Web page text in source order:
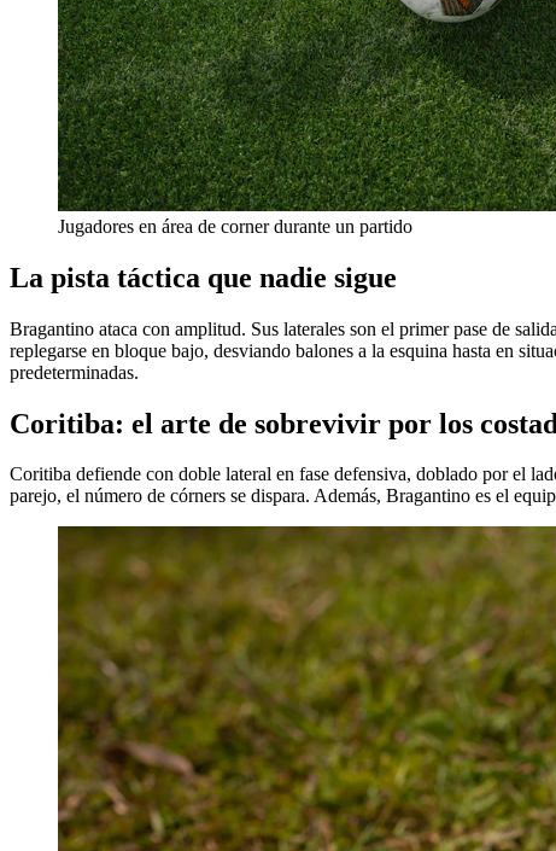
Jugadores en área de corner durante un partido
La pista táctica que nadie sigue
Bragantino ataca con amplitud. Sus laterales son el primer pase de
replegarse en bloque bajo, desviando balones a la esquina hasta en
predeterminadas.
Coritiba: el arte de sobrevivir por los
Coritiba defiende con doble lateral en fase defensiva, doblado por el
parejo, el número de córners se dispara. Además, Bragantino es el